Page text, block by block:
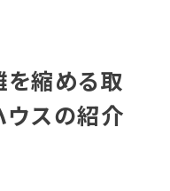
縮める取
スの紹介